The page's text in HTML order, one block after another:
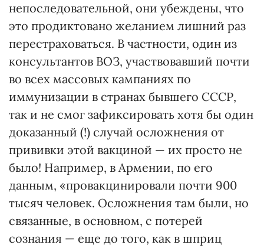
непоследовательной, они убеждены, что
это продиктовано желанием лишний раз
перестраховаться. В частности, один из
консультантов ВОЗ, участвовавший почти
во всех массовых кампаниях по
иммунизации в странах бывшего СССР,
так и не смог зафиксировать хотя бы один
доказанный (!) случай осложнения от
прививки этой вакциной — их просто не
было! Например, в Армении, по его
данным, «провакцинировали почти 900
тысяч человек. Осложнения там были, но
связанные, в основном, с потерей
сознания — еще до того, как в шприц